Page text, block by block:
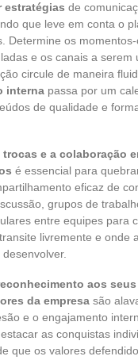
estratégias de
que leve em conta o
Determine os
e os canais a serem
circule de maneira
internapassa por um
de qualidade e
e a colaboração
é essencial para
eficaz de
grupos de
entre equipes para
livremente e onde
aos
da empresasão
e o engajamento
as conquistas
que os valores